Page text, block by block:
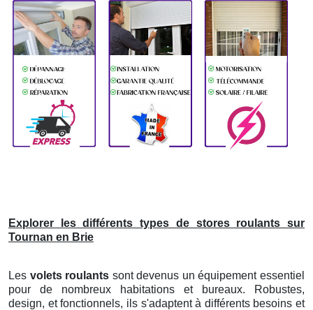
Explorer les différents types de stores roulants sur
Tournan en Brie
Les volets roulants sont devenus un équipement essentiel
pour de nombreux habitations et bureaux. Robustes,
design, et fonctionnels, ils s'adaptent à différents besoins et